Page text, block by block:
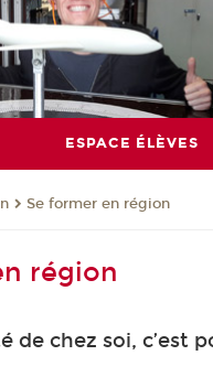
ESPACE ÉLÈVES
Se former en région
région
de chez soi, c’est